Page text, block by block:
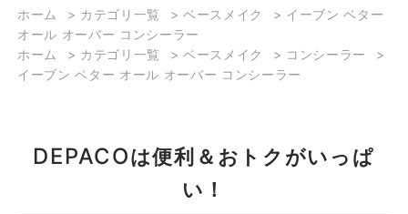
派手過ぎず誰でも簡単に
出来るピンクメイクをご
紹介します♪ 🌷ポイント
ップ #21 バレリーナ
ポップ #ハイライター
ホーム
> カテゴリ一覧 >ベースメイク > イーブン ベター
オール オーバー コンシーラー
ホーム
> カテゴリ一覧 >ベースメイク > コンシーラー
>
イーブン ベター オール オーバー コンシーラー
DEPACOは便利＆おトクがいっぱ
い！